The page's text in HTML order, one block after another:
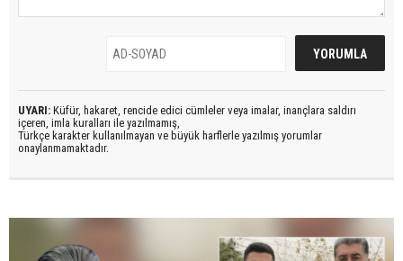
UYARI: Küfür, hakaret, rencide edici cümleler veya imalar, inançlara saldırı
içeren, imla kuralları ile yazılmamış,
Türkçe karakter kullanılmayan ve büyük harflerle yazılmış yorumlar
onaylanmamaktadır.